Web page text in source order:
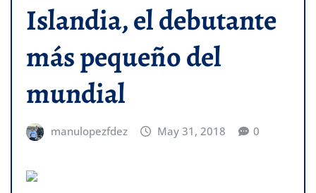
Islandia, el debutante
más pequeño del
mundial
manulopezfdez May 31, 2018 0